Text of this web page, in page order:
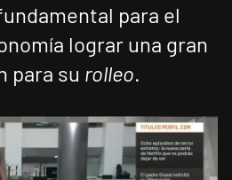
para el
lograr una gran
para su rolleo.